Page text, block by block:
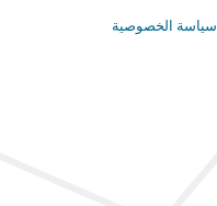
سياسة الخصوصية